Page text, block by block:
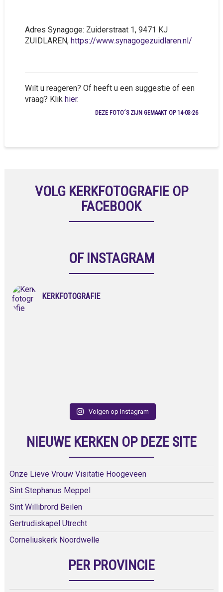
Adres Synagoge: Zuiderstraat 1, 9471 KJ
ZUIDLAREN, https://www.synagogezuidlaren.nl/
Wilt u reageren? Of heeft u een suggestie of een
vraag? Klik hier.
DEZE FOTO´S ZIJN GEMAAKT OP 14-03-26
VOLG KERKFOTOGRAFIE OP
FACEBOOK
OF INSTAGRAM
KERKFOTOGRAFIE
Volgen op Instagram
NIEUWE KERKEN OP DEZE SITE
Onze Lieve Vrouw Visitatie Hoogeveen
Sint Stephanus Meppel
Sint Willibrord Beilen
Gertrudiskapel Utrecht
Corneliuskerk Noordwelle
PER PROVINCIE